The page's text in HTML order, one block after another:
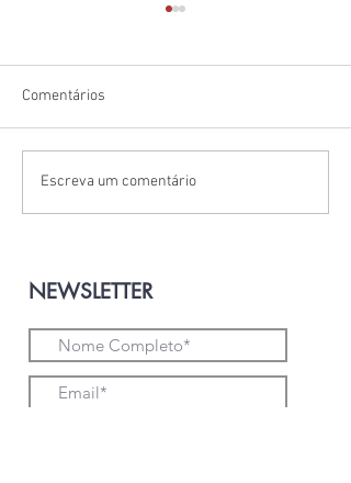
Comentários
Escreva um comentário
NEWSLETTER